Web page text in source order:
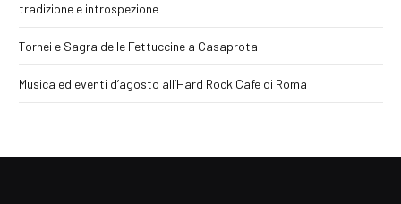
tradizione e introspezione
Tornei e Sagra delle Fettuccine a Casaprota
Musica ed eventi d’agosto all’Hard Rock Cafe di Roma